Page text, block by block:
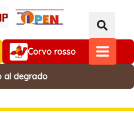
MAIN
Corvo rosso
al degrado